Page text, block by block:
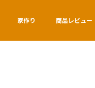
家作り 商品レビュー